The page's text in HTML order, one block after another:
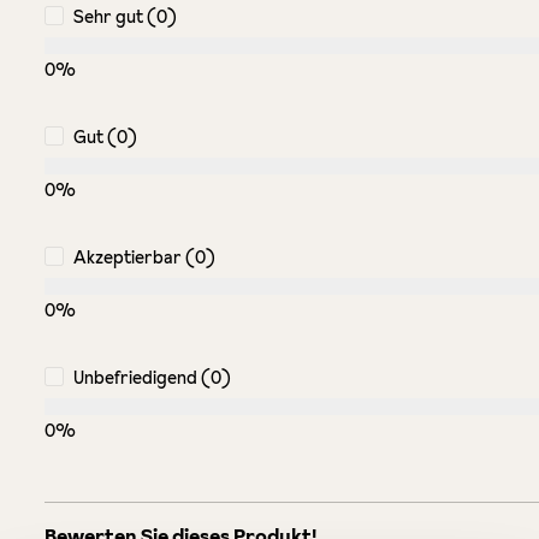
Sehr gut (0)
0%
Gut (0)
0%
Akzeptierbar (0)
0%
Unbefriedigend (0)
0%